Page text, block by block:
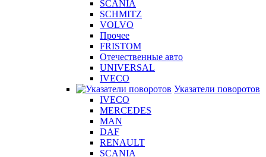
SCANIA
SCHMITZ
VOLVO
Прочее
FRISTOM
Отечественные авто
UNIVERSAL
IVECO
Указатели поворотов
IVECO
MERCEDES
MAN
DAF
RENAULT
SCANIA